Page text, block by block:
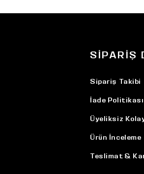
SIPARIŞ
Sipariş Takibi
İade Politikası
Üyeliksiz
Ürün İnceleme
Teslimat &